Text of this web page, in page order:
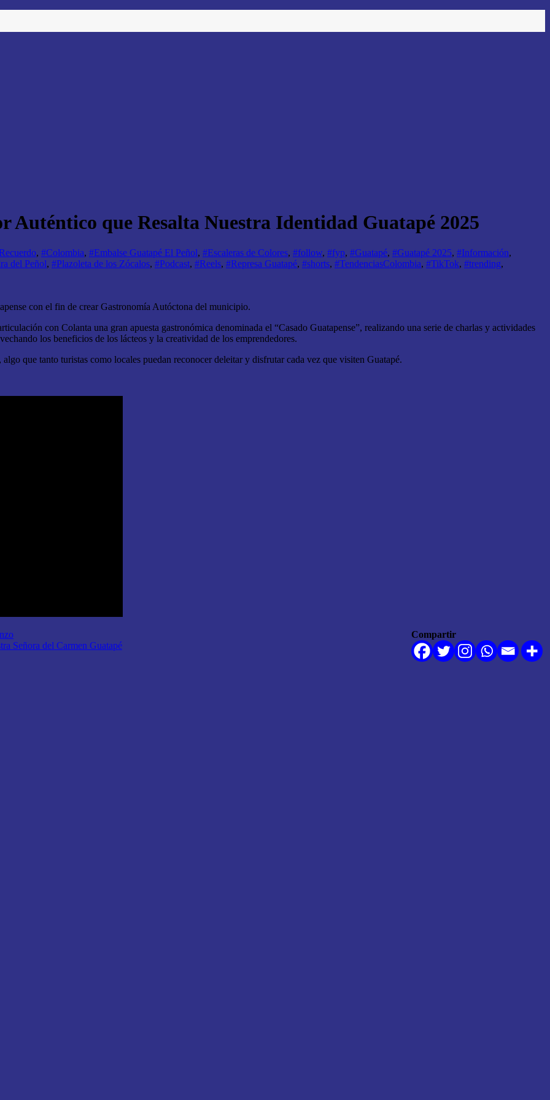
Auténtico que Resalta Nuestra Identidad Guatapé 2025
, #Colombia, #Embalse Guatapé El Peñol, #Escaleras de Colores, #follow, #fyp, #Guatapé, #Guatapé 2025, #Información,
del Peñol, #Plazoleta de los Zócalos, #Podcast, #Reels, #Represa Guatapé, #shorts, #TendenciasColombia, #TikTok, #trending,
con el fin de crear Gastronomía Autóctona del municipio.
con Colanta una gran apuesta gastronómica denominada el “Casado Guatapense”, realizando una serie de charlas y actividades
los beneficios de los lácteos y la creatividad de los emprendedores.
que tanto turistas como locales puedan reconocer deleitar y disfrutar cada vez que visiten Guatapé.
Compartir
Señora del Carmen Guatapé